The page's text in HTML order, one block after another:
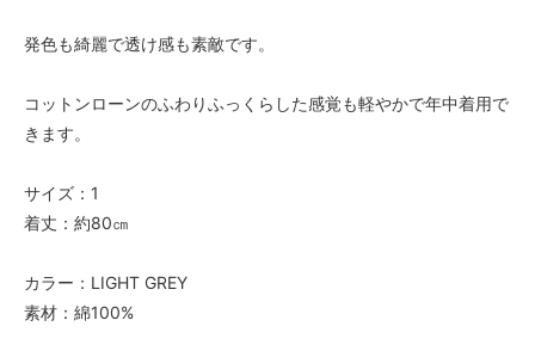
発色も綺麗で透け感も素敵です。
コットンローンのふわりふっくらした感覚も軽やかで年中着用で
きます。
サイズ：1
着丈：約80㎝
カラー：LIGHT GREY
素材：綿100%